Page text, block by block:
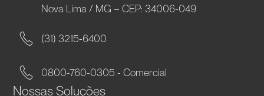
Nova Lima / MG – CEP: 34006-049
(31) 3215-6400
0800-760-0305 - Comercial
Nossas Soluções